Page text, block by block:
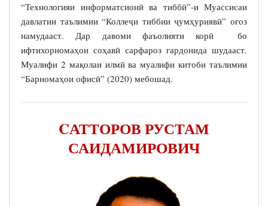
“Технологияи информатсионӣ ва тиббӣ”-и Муассисаи
давлатии таълимии “Коллеҷи тиббии ҷумҳуриявӣ” оғоз
намудааст. Дар давоми фаъолияти корӣ бо
ифтихорномаҳои соҳавӣ сарфароз гардонида шудааст.
Муалифи 2 мақолаи илмӣ ва муалифи китоби таълимии
“Барномаҳои офисӣ” (2020) мебошад.
CАТТОРОВ РУСТАМ
САИДАМИРОВИЧ